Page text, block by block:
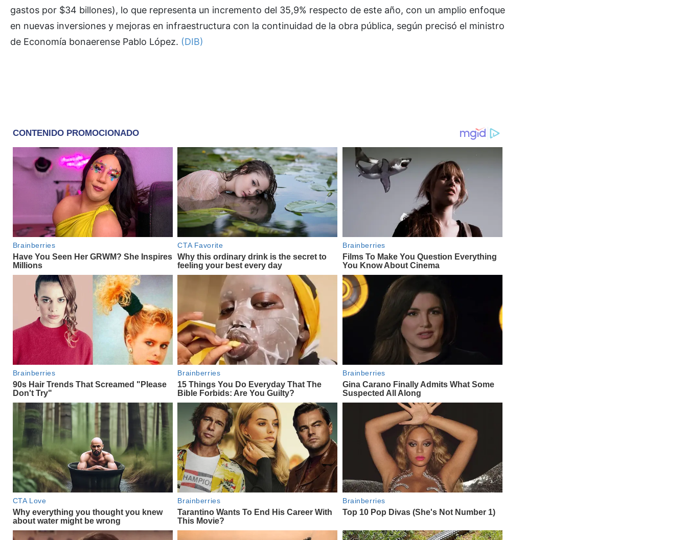
gastos por $34 billones), lo que representa un incremento del 35,9% respecto de este año, con un amplio enfoque
en nuevas inversiones y mejoras en infraestructura con la continuidad de la obra pública, según precisó el ministro
de Economía bonaerense Pablo López. (DIB)